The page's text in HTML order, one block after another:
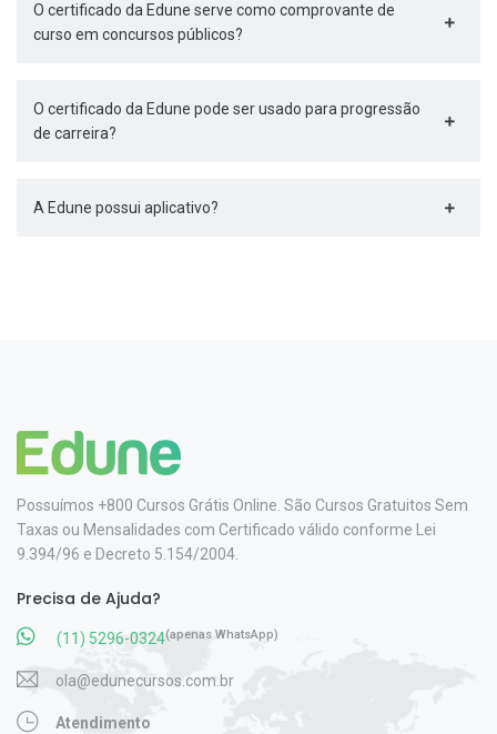
O certificado da Edune serve como comprovante de
curso em concursos públicos?
O certificado da Edune pode ser usado para progressão
de carreira?
A Edune possui aplicativo?
Possuímos +800 Cursos Grátis Online. São Cursos Gratuitos Sem
Taxas ou Mensalidades com Certificado válido conforme Lei
9.394/96 e Decreto 5.154/2004.
Precisa de Ajuda?
(11) 5296-0324(apenas WhatsApp)
ola@edunecursos.com.br
Atendimento